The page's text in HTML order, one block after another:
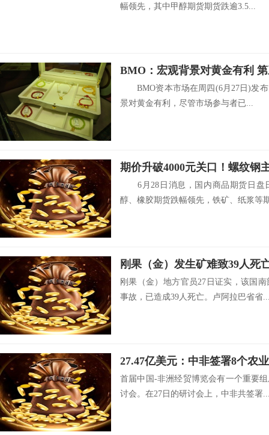
幅领先，其中甲醇期货期货跌逾3.5...
BMO：宏观背景对黄金有利
BMO资本市场在周四(6月27日)发布
景对黄金有利，尽管市场参与者已...
期价升破4000元关口！螺纹钢
6月28日消息，国内商品期货日盘
醇、橡胶期货跌幅领先，铁矿、纸浆等
刚果（金）发生矿难致39人死
刚果（金）地方官员27日证实，该国
事故，已造成39人死亡。卢阿拉巴省省
首届中国-非洲经贸博览会有一个重要
讨会。在27日的研讨会上，中非共签署